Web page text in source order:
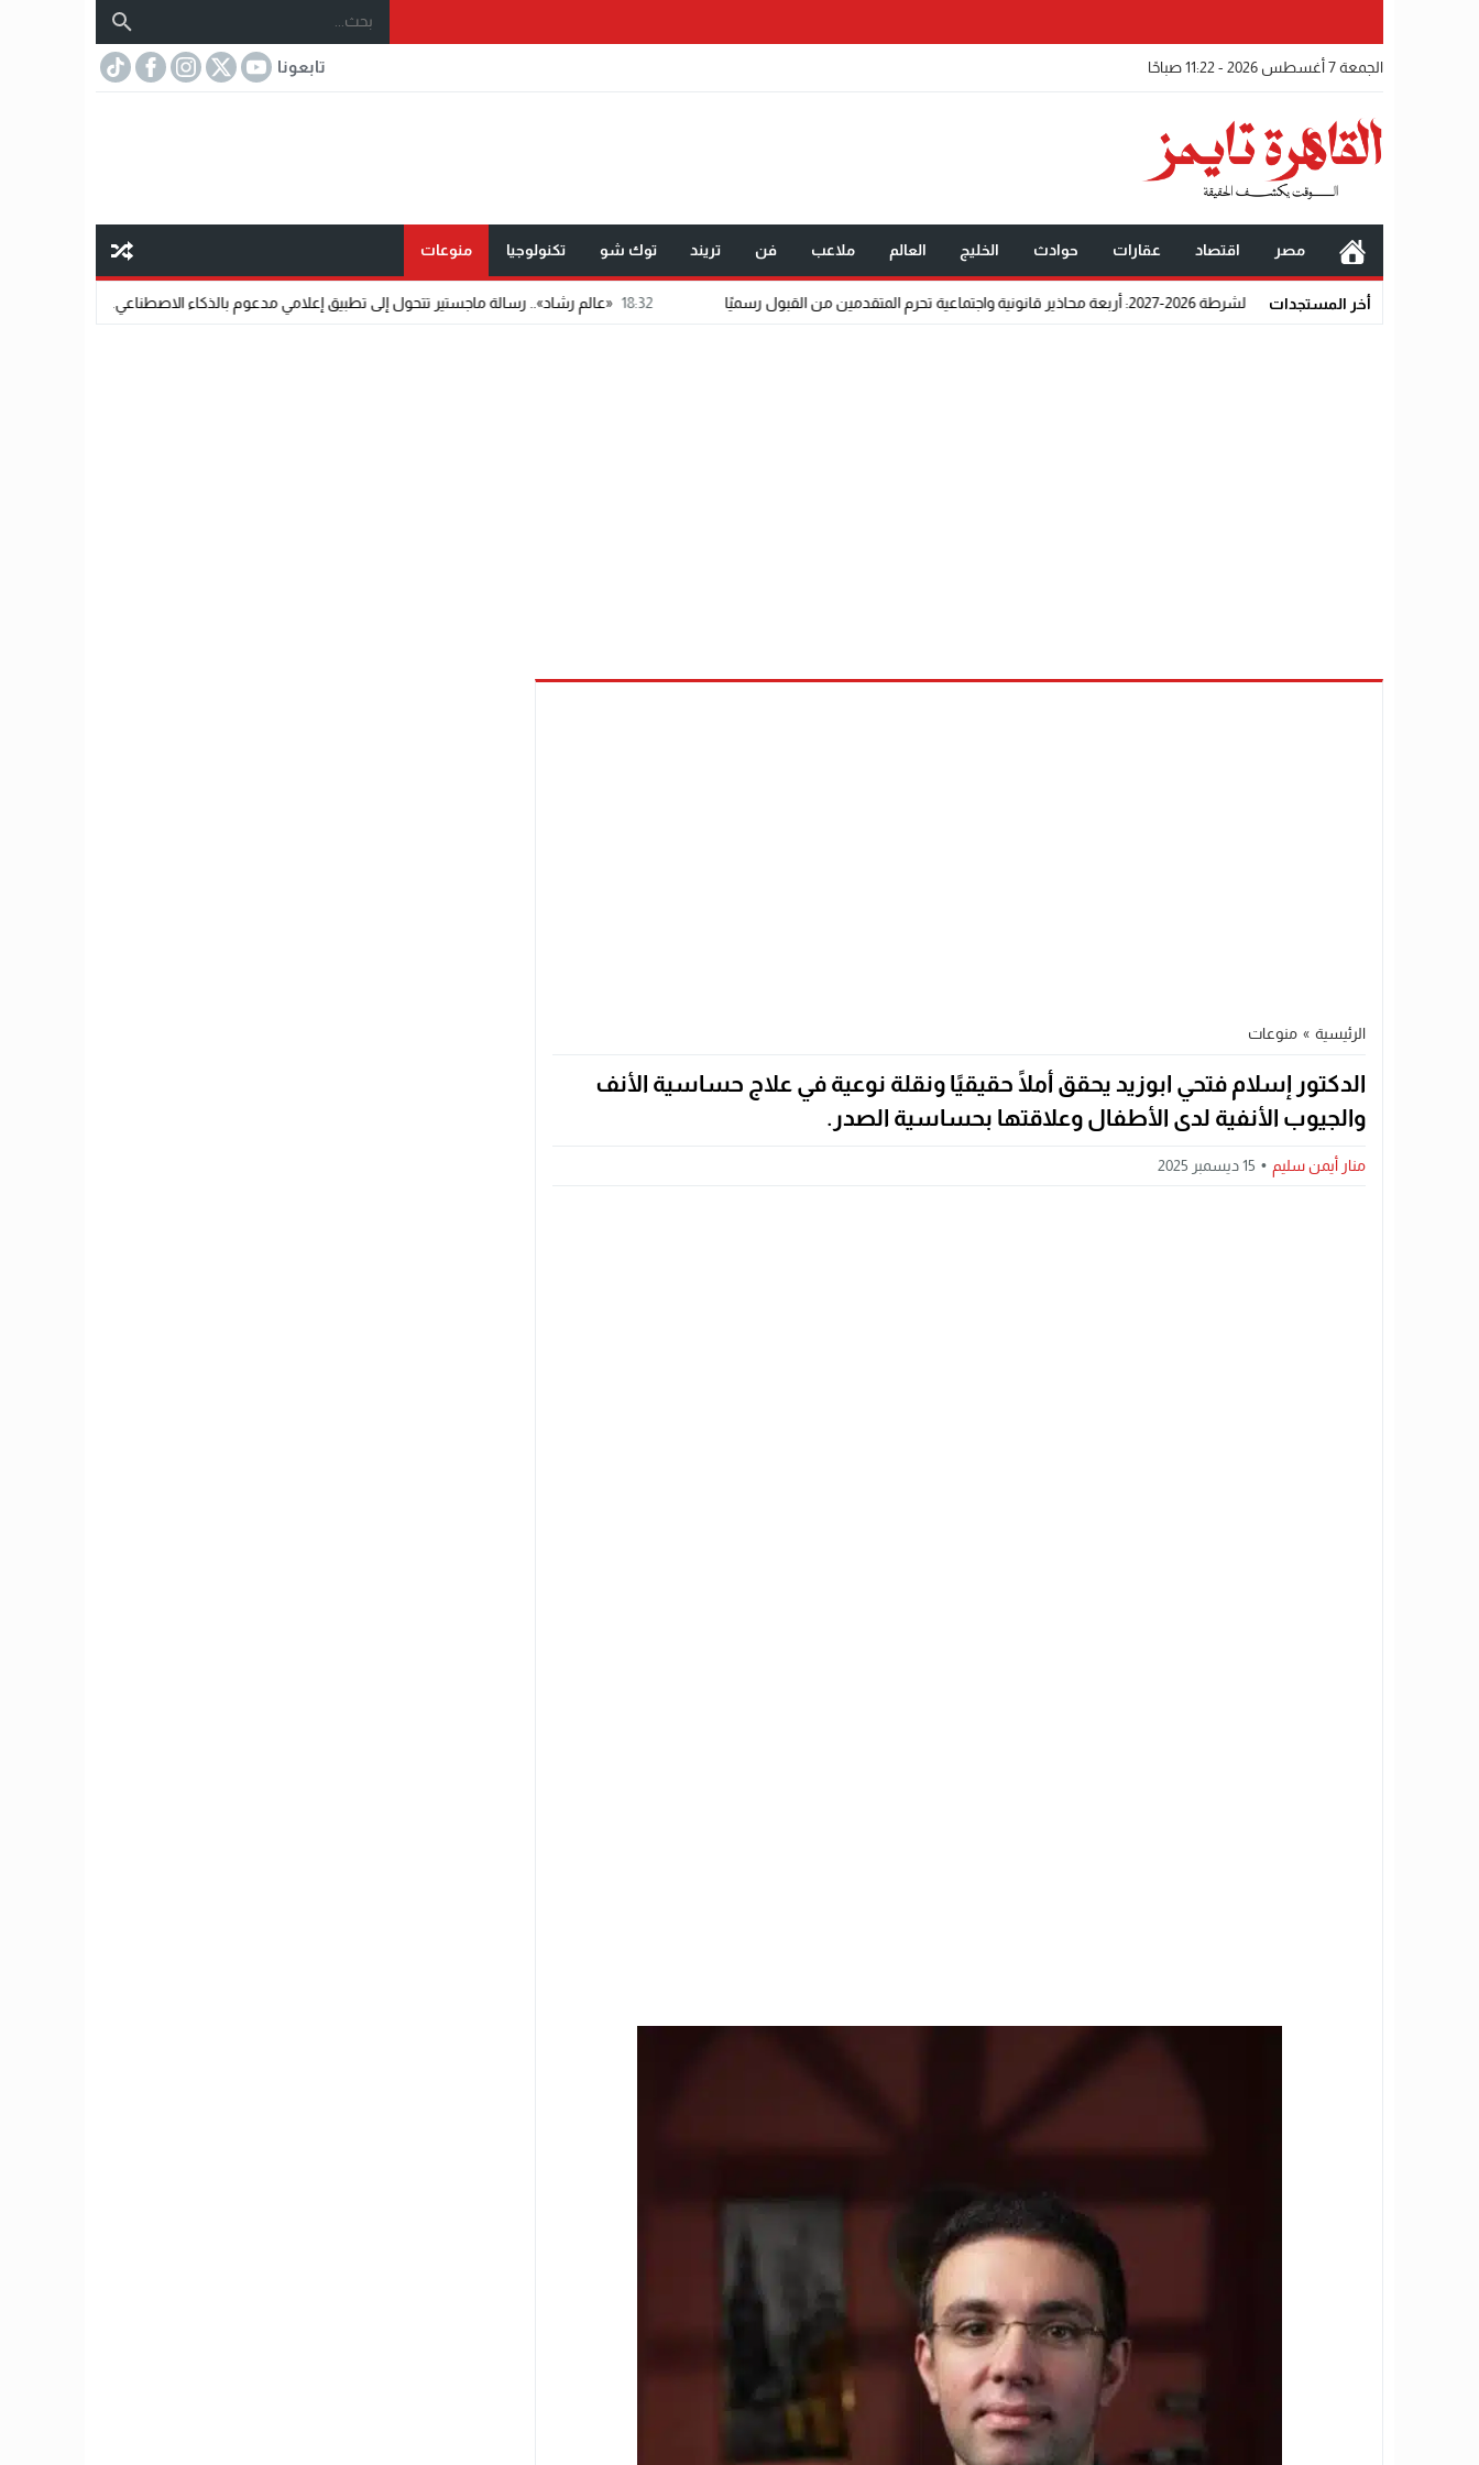
الجمعة 7 أغسطس 2026 - 11:22 صباحًا تابعونا
مصر اقتصاد عقارات حوادث الخليج العالم ملاعب فن تريند توك شو تكنولوجيا منوعات
أخر المستجدات 18:32 «عالم رشاد».. رسالة ماجستير تتحول إلى تطبيق إعلامي مدعوم بالذكاء الاصطناعي. 07:32 مختار عتمان.. «صديق 2026-2027: أربعة محاذير قانونية واجتماعية تحرم المتقدمين من القبول رسميًا
الرئيسية » منوعات
الدكتور إسلام فتحي ابوزيد يحقق أملًا حقيقيًا ونقلة نوعية في علاج حساسية الأنف
والجيوب الأنفية لدى الأطفال وعلاقتها بحساسية الصدر.
منار أيمن سليم 15 ديسمبر 2025